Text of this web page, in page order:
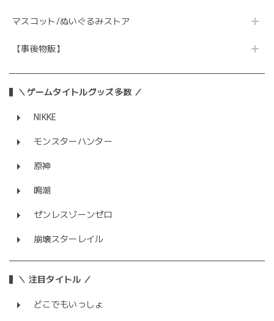
マスコット/ぬいぐるみストア
【事後物販】
＼ゲームタイトルグッズ多数 ／
NIKKE
モンスターハンター
原神
鳴潮
ゼンレスゾーンゼロ
崩壊スターレイル
＼ 注目タイトル ／
どこでもいっしょ